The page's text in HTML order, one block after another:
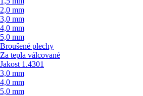
2,0 mm
3,0 mm
4,0 mm
5,0 mm
Broušené plechy
Za tepla válcované
Jakost 1.4301
3,0 mm
4,0 mm
5,0 mm